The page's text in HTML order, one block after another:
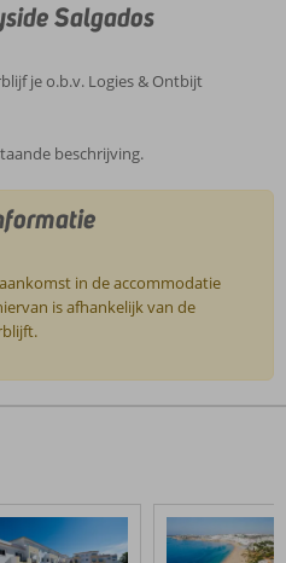
Salgados
je o.b.v. Logies & Ontbijt
beschrijving.
in de accommodatie
is afhankelijk van de